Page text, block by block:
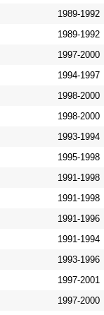
1989-1992
1989-1992
1997-2000
1994-1997
1998-2000
1998-2000
1993-1994
1995-1998
1991-1998
1991-1998
1991-1996
1991-1994
1993-1996
1997-2001
1997-2000